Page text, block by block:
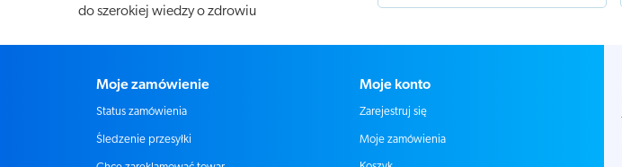
do szerokiej wiedzy o zdrowiu
Moje zamówienie
Status zamówienia
Śledzenie przesyłki
Moje konto
Zarejestruj się
Moje zamówienia